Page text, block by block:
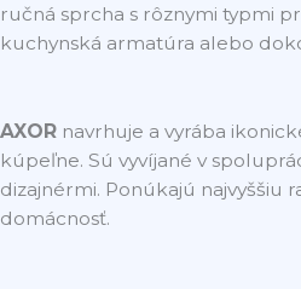
ručná sprcha s rôznymi typmi
kuchynská armatúra alebo
AXOR navrhuje a vyrába
kúpeľne. Sú vyvíjané v
dizajnérmi. Ponúkajú najvyššiu
domácnosť.